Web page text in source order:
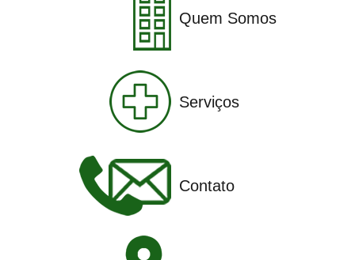
Quem Somos
Serviços
Contato